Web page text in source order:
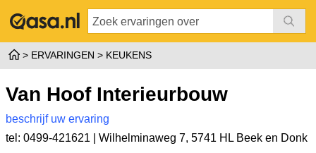
ERVARINGEN KEUKENS
Van Hoof Interieurbouw
beschrijf uw ervaring
tel: 0499-421621 | Wilhelminaweg 7, 5741 HL Beek en Donk